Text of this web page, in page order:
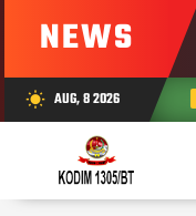
NEWS
wb_sunny AUG, 8 2026